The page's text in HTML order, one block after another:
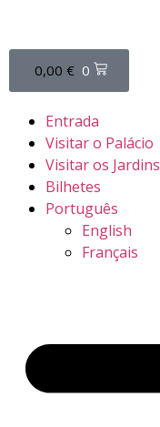
0,00 € 0
Entrada
Visitar o Palácio
Visitar os Jardins
Bilhetes
Português
English
Français